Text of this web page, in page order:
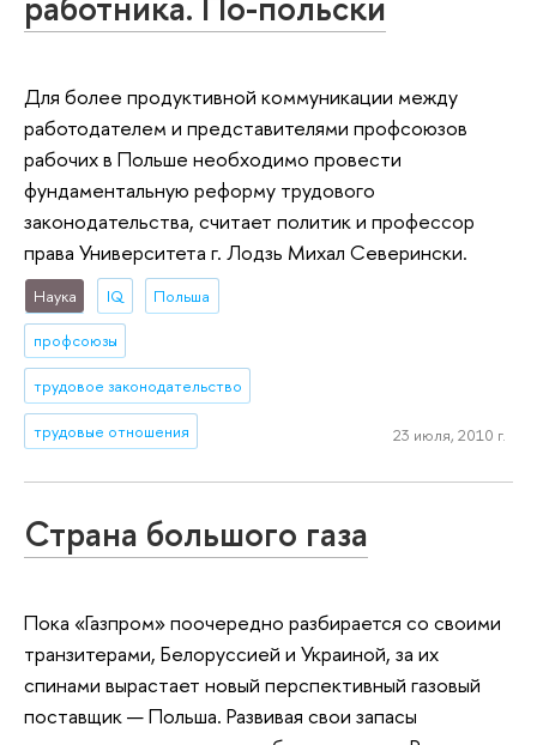
Для более продуктивной коммуникации между
работодателем и представителями профсоюзов
рабочих в Польше необходимо провести
фундаментальную реформу трудового
законодательства, считает политик и профессор
права Университета г. Лодзь Михал Северински.
Наука IQ Польша
профсоюзы
трудовое законодательство
трудовые отношения 23 июля, 2010 г.
Страна большого газа
Пока «Газпром» поочередно разбирается со своими
транзитерами, Белоруссией и Украиной, за их
спинами вырастает новый перспективный газовый
поставщик — Польша. Развивая свои запасы